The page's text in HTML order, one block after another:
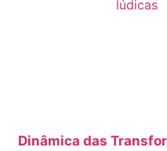
Dinâmica das